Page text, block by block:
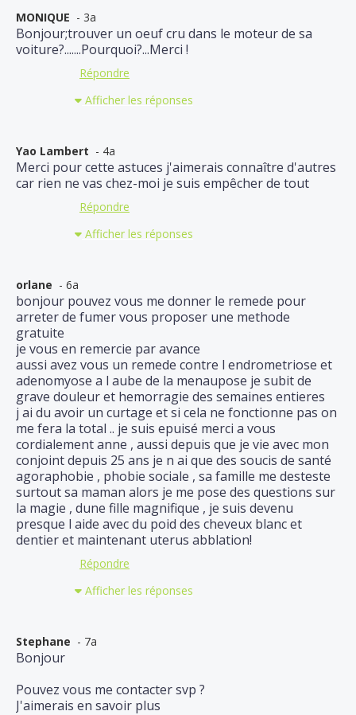
MONIQUE - 3a
Bonjour;trouver un oeuf cru dans le moteur de sa
voiture?.......Pourquoi?...Merci !
Répondre
Afficher les réponses
Yao Lambert - 4a
Merci pour cette astuces j'aimerais connaître d'autres
car rien ne vas chez-moi je suis empêcher de tout
Répondre
Afficher les réponses
orlane - 6a
bonjour pouvez vous me donner le remede pour
arreter de fumer vous proposer une methode
gratuite
je vous en remercie par avance
aussi avez vous un remede contre l endrometriose et
adenomyose a l aube de la menaupose je subit de
grave douleur et hemorragie des semaines entieres
j ai du avoir un curtage et si cela ne fonctionne pas on
me fera la total .. je suis epuisé merci a vous
cordialement anne , aussi depuis que je vie avec mon
conjoint depuis 25 ans je n ai que des soucis de santé
agoraphobie , phobie sociale , sa famille me desteste
surtout sa maman alors je me pose des questions sur
la magie , dune fille magnifique , je suis devenu
presque l aide avec du poid des cheveux blanc et
dentier et maintenant uterus abblation!
Répondre
Afficher les réponses
Stephane - 7a
Bonjour
Pouvez vous me contacter svp ?
J'aimerais en savoir plus